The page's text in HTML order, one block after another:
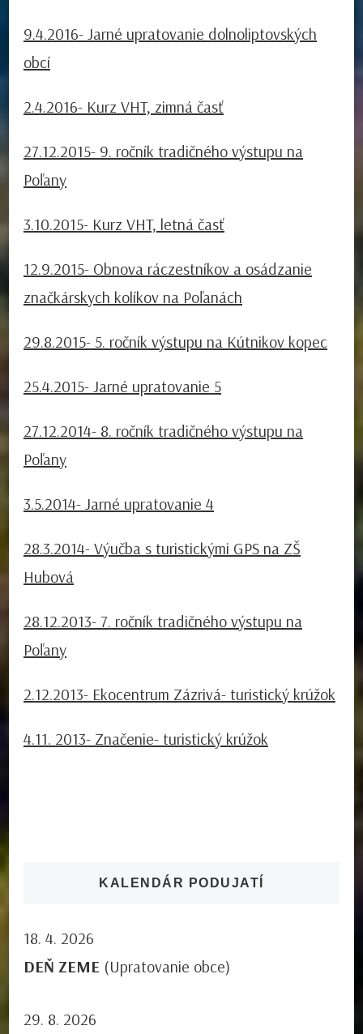
9.4.2016- Jarné upratovanie dolnoliptovských
obcí
2.4.2016- Kurz VHT, zimná časť
27.12.2015- 9. ročník tradičného výstupu na
Poľany
3.10.2015- Kurz VHT, letná časť
12.9.2015- Obnova ráczestníkov a osádzanie
značkárskych kolíkov na Poľanách
29.8.2015- 5. ročník výstupu na Kútnikov kopec
25.4.2015- Jarné upratovanie 5
27.12.2014- 8. ročník tradičného výstupu na
Poľany
3.5.2014- Jarné upratovanie 4
28.3.2014- Výučba s turistickými GPS na ZŠ
Hubová
28.12.2013- 7. ročník tradičného výstupu na
Poľany
2.12.2013- Ekocentrum Zázrivá- turistický krúžok
4.11. 2013- Značenie- turistický krúžok
KALENDÁR PODUJATÍ
18. 4. 2026
DEŇ ZEME (Upratovanie obce)
29. 8. 2026